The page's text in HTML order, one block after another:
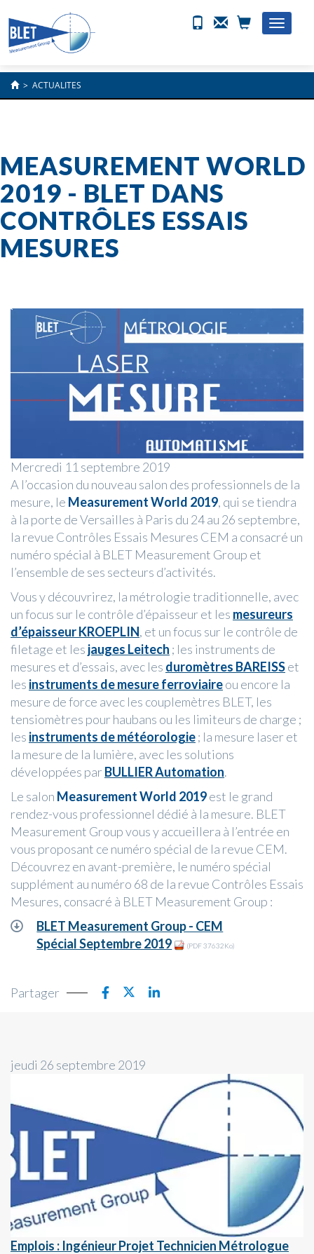
Toggle
> ACTUALITES
MEASUREMENT WORLD
2019 - BLET DANS
CONTRÔLES ESSAIS
MESURES
Mercredi 11 septembre 2019
A l’occasion du nouveau salon des professionnels de la
mesure, le Measurement World 2019, qui se tiendra
à la porte de Versailles à Paris du 24 au 26 septembre,
la revue Contrôles Essais Mesures CEM a consacré un
numéro spécial à BLET Measurement Group et
l’ensemble de ses secteurs d’activités.
Vous y découvrirez, la métrologie traditionnelle, avec
un focus sur le contrôle d’épaisseur et les mesureurs
d’épaisseur KROEPLIN, et un focus sur le contrôle de
filetage et les jauges Leitech ; les instruments de
mesures et d’essais, avec les duromètres BAREISSet
les instruments de mesure ferroviaireou encore la
mesure de force avec les couplemètres BLET, les
tensiomètres pour haubans ou les limiteurs de charge ;
les instruments de météorologie; la mesure laser et
la mesure de la lumière, avec les solutions
développées parBULLIER Automation.
Le salon Measurement World 2019est le grand
rendez-vous professionnel dédié à la mesure. BLET
Measurement Group vous y accueillera à l’entrée en
vous proposant ce numéro spécial de la revue CEM.
Découvrez en avant-première, le numéro spécial
supplément au numéro 68 de la revue Contrôles Essais
Mesures, consacré à BLET Measurement Group :
BLET Measurement Group - CEM
Spécial Septembre 2019
(PDF 37632Ko)
Partager
jeudi 26 septembre 2019
Emplois : Ingénieur Projet Technicien Métrologue